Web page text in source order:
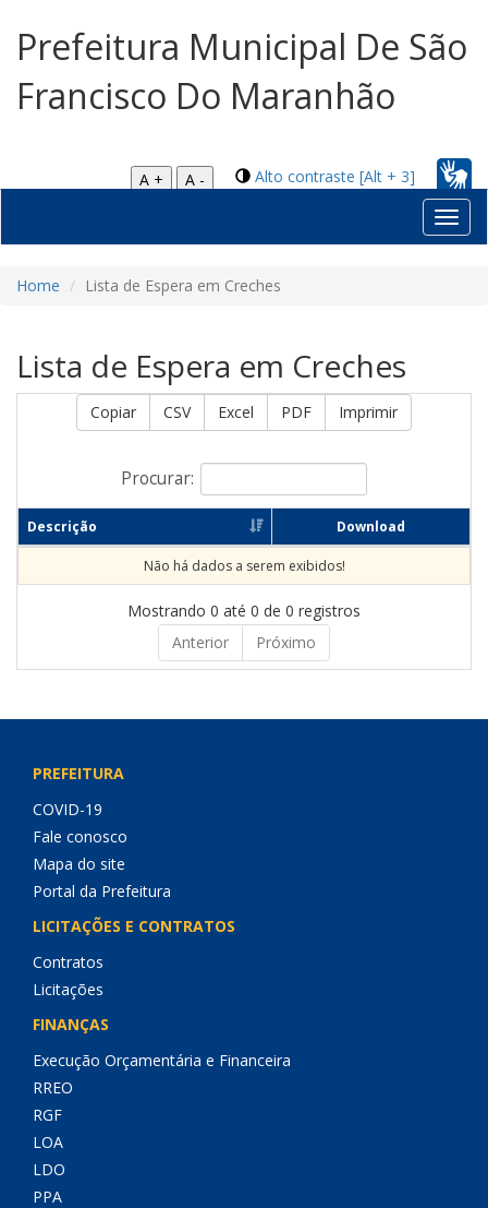
Prefeitura Municipal De São
Francisco Do Maranhão
Alto contraste [Alt + 3]
A +
A -
Home Lista de Espera em Creches
Lista de Espera em Creches
Copiar CSV Excel PDF Imprimir
Procurar:
Descrição Download
Não há dados a serem exibidos!
Mostrando 0 até 0 de 0 registros
Anterior
Próximo
PREFEITURA
COVID-19
Fale conosco
Mapa do site
Portal da Prefeitura
LICITAÇÕES E CONTRATOS
Contratos
Licitações
FINANÇAS
Execução Orçamentária e Financeira
RREO
RGF
LOA
LDO
PPA